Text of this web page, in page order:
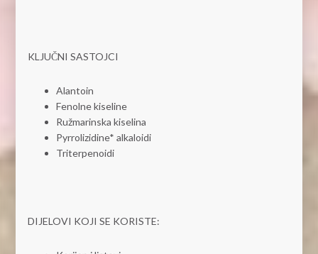
KLJUČNI SASTOJCI
Alantoin
Fenolne kiseline
Ružmarinska kiselina
Pyrrolizidine* alkaloidi
Triterpenoidi
DIJELOVI KOJI SE KORISTE: